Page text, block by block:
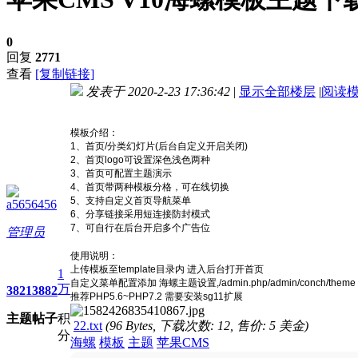
0
回复 2771
查看 [复制链接]
a5656456
管理员
3821
主题
3882
帖子
1
万
积
分
发表于 2020-2-23 17:36:42 | 显示全部楼层 |阅读
模板介绍：
1、首页/分类幻灯片(后台自定义开启关闭)
2、首页logo可设置深色浅色两种
3、首页可配置主题演示
4、首页带两种模板分格，可在线切换
5、支持自定义首页导航菜单
6、分享链接采用短连接防封模式
7、可自行在后台开启多个广告位
使用说明：
上传模板至template目录内 进入后台打开首页
自定义菜单配置添加 海螺主题设置,/admin.php/admin/conch/theme
推荐PHP5.6~PHP7.2 需要安装sg11扩展
22.txt (96 Bytes, 下载次数: 12, 售价: 5 美金)
海螺 模板 主题 苹果CMS